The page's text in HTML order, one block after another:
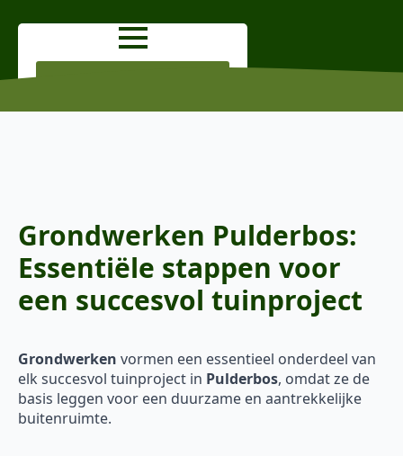
Grondwerken Pulderbos:
Essentiële stappen voor
een succesvol tuinproject
Grondwerken vormen een essentieel onderdeel van
elk succesvol tuinproject in Pulderbos, omdat ze de
basis leggen voor een duurzame en aantrekkelijke
buitenruimte.